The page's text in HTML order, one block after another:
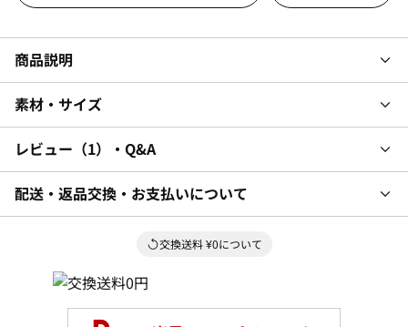
商品説明
素材・サイズ
レビュー 1 ・Q&A
配送・返品交換・お支払いについて
交換送料 ¥0について